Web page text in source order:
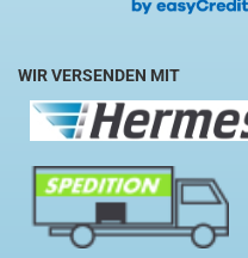
WIR VERSENDEN MIT